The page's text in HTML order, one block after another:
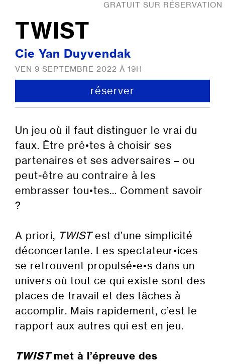
TWIST
Cie Yan Duyvendak
VEN 9 SEPTEMBRE 2022 À 19H
réserver
Un jeu où il faut distinguer le vrai du
faux. Être prê•tes à choisir ses
partenaires et ses adversaires – ou
peut-être au contraire à les
embrasser tou•tes… Comment savoir
?
A priori, TWISTest d’une simplicité
déconcertante. Les spectateur•ices
se retrouvent propulsé•e•s dans un
univers où tout ce qui existe sont des
places de travail et des tâches à
accomplir. Mais rapidement, c’est le
rapport aux autres qui est en jeu.
TWISTmet à l’épreuve des
GRATUIT SUR RÉSERVATION